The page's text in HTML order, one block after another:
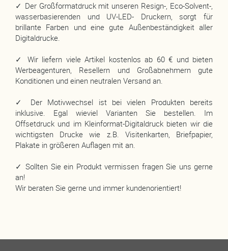
✓ Der Großformatdruck mit unseren Resign-, Eco-Solvent-,
wasserbasierenden und UV-LED- Druckern, sorgt für
brillante Farben und eine gute Außenbeständigkeit aller
Digitaldrucke.
✓ Wir liefern viele Artikel kostenlos ab 60 € und bieten
Werbeagenturen, Resellern und Großabnehmern gute
Konditionen und einen neutralen Versand an.
✓ Der Motivwechsel ist bei vielen Produkten bereits
inklusive. Egal wieviel Varianten Sie bestellen. Im
Offsetdruck und im Kleinformat-Digitaldruck bieten wir die
wichtigsten Drucke wie z.B. Visitenkarten, Briefpapier,
Plakate in größeren Auflagen mit an.
✓ Sollten Sie ein Produkt vermissen fragen Sie uns gerne
an!
Wir beraten Sie gerne und immer kundenorientiert!